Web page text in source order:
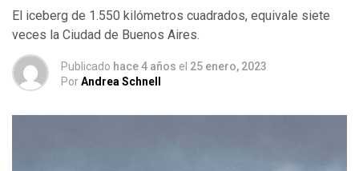
El iceberg de 1.550 kilómetros cuadrados, equivale siete
veces la Ciudad de Buenos Aires.
Publicado hace 4 años el 25 enero, 2023
PorAndrea Schnell